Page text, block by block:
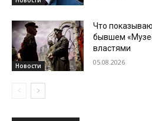
Новости
Что
бывшем
властями
05.08.2026